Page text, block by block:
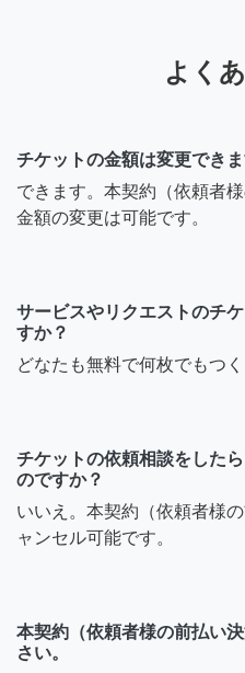
よく
チケットの金額は変更でき
できます。本契約（依頼者
金額の変更は可能です。
サービスやリクエストのチ
すか？
どなたも無料で何枚でもつ
チケットの依頼相談をした
のですか？
いいえ。本契約（依頼者様
ャンセル可能です。
本契約（依頼者様の前払い
さい。